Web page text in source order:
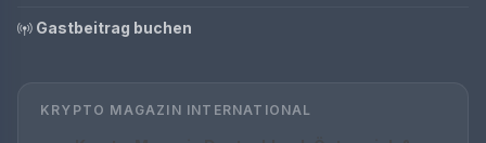
Gastbeitrag buchen
KRYPTO MAGAZIN INTERNATIONAL